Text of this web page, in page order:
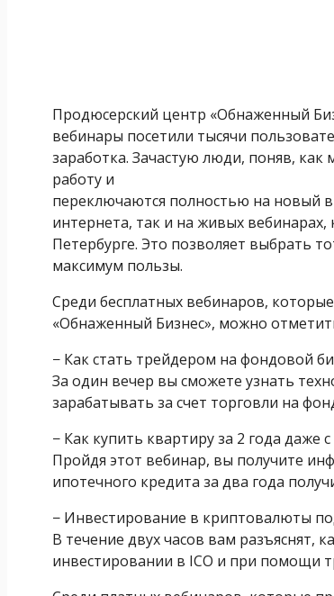
Продюсерский центр «Обнаженный
вебинары посетили тысячи
заработка. Зачастую люди, поняв,
работу и
переключаются полностью на новый
интернета, так и на живых
Петербурге. Это позволяет выбрать
максимум пользы.
Среди бесплатных вебинаров,
«Обнаженный Бизнес», можно
− Как стать трейдером на фондовой
За один вечер вы сможете узнать
зарабатывать за счет торговли на
− Как купить квартиру за 2 года даже
Пройдя этот вебинар, вы получите
ипотечного кредита за два года
− Инвестирование в криптовалюты
В течение двух часов вам разъяснят,
инвестировании в ICO и при помощи